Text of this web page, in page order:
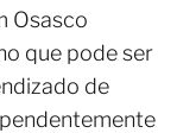
Osasco
que pode ser
de